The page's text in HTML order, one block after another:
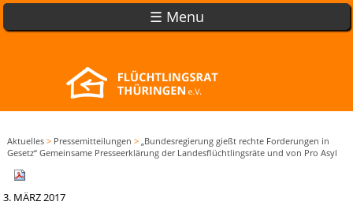
☰ Menu
Aktuelles > Pressemitteilungen > „Bundesregierung gießt rechte Forderungen in
Gesetz“ Gemeinsame Presseerklärung der Landesflüchtlingsräte und von Pro Asyl
3. MÄRZ 2017